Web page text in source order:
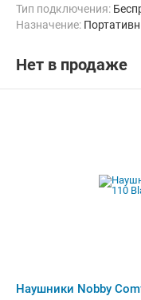
Тип подключения:
Назначение:
Нет в продаже
Наушники Nobby